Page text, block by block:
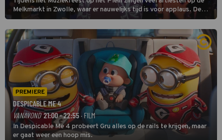
Melkmarkt in Zwolle, waar er nauwelijks tijd is voor applaus. De
grootste namen zijn André Hazes, Jannes, René Froger en
natuurlijk Rutger van Barneveld met zijn hit Zwoele Zomernachten.
PREMIERE
DESPICABLE ME 4
VANAVOND 21:00 - 22:55 · FILM
In Despicable Me 4 probeert Gru alles op de rails te krijgen, maar
er gaat weer een hoop mis.